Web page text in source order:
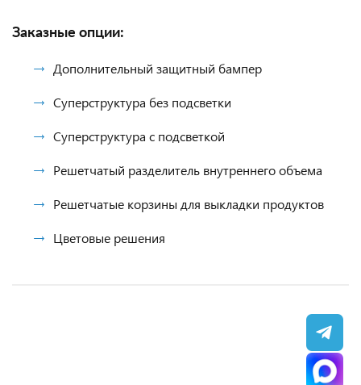
Заказные опции:
Дополнительный защитный бампер
Суперструктура без подсветки
Суперструктура с подсветкой
Решетчатый разделитель внутреннего объема
Решетчатые корзины для выкладки продуктов
Цветовые решения